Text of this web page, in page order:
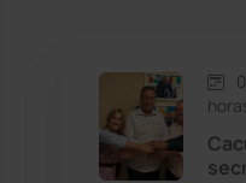
Caetité
Candiba